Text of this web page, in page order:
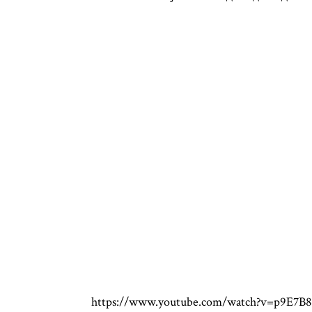
https://www.youtube.com/